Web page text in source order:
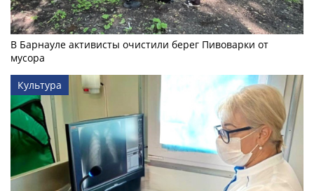
В Барнауле активисты очистили берег Пивоварки от
мусора
Культура